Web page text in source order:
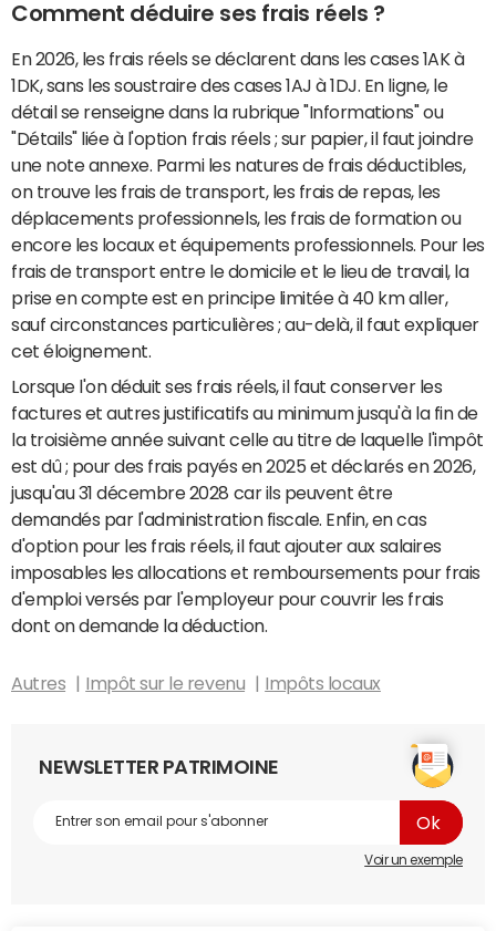
Comment déduire ses frais réels ?
En 2026, les frais réels se déclarent dans les cases 1AK à
1DK, sans les soustraire des cases 1AJ à 1DJ. En ligne, le
détail se renseigne dans la rubrique "Informations" ou
"Détails" liée à l'option frais réels ; sur papier, il faut joindre
une note annexe. Parmi les natures de frais déductibles,
on trouve les frais de transport, les frais de repas, les
déplacements professionnels, les frais de formation ou
encore les locaux et équipements professionnels. Pour les
frais de transport entre le domicile et le lieu de travail, la
prise en compte est en principe limitée à 40 km aller,
sauf circonstances particulières ; au-delà, il faut expliquer
cet éloignement.
Lorsque l'on déduit ses frais réels, il faut conserver les
factures et autres justificatifs au minimum jusqu'à la fin de
la troisième année suivant celle au titre de laquelle l'impôt
est dû ; pour des frais payés en 2025 et déclarés en 2026,
jusqu'au 31 décembre 2028 car ils peuvent être
demandés par l'administration fiscale. Enfin, en cas
d'option pour les frais réels, il faut ajouter aux salaires
imposables les allocations et remboursements pour frais
d'emploi versés par l'employeur pour couvrir les frais
dont on demande la déduction.
Autres Impôt sur le revenu Impôts locaux
NEWSLETTER PATRIMOINE
Voir un exemple